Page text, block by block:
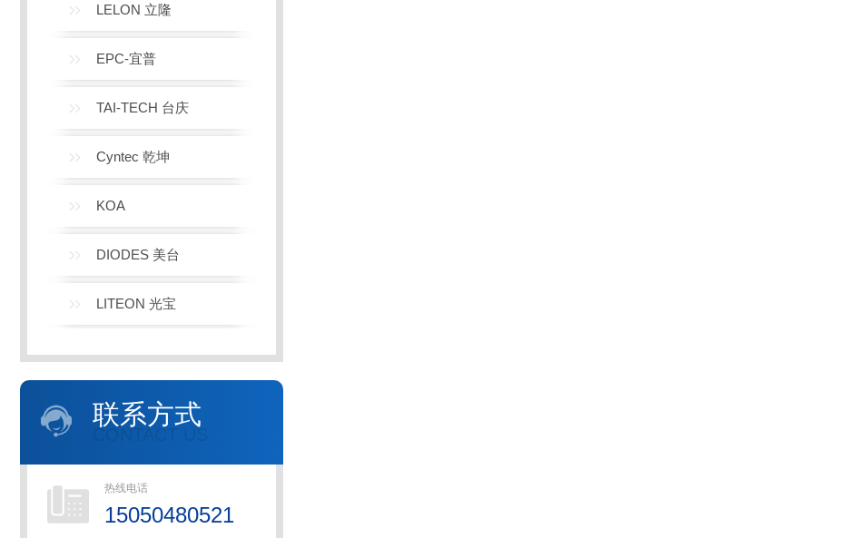
LELON 立隆
EPC-宜普
TAI-TECH 台庆
Cyntec 乾坤
KOA
DIODES 美台
LITEON 光宝
联系方式
CONTACT US
热线电话
15050480521